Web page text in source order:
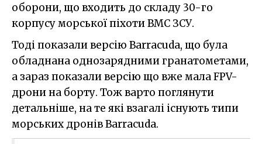
оборони, що входить до складу 30-го
корпусу морської піхоти ВМС ЗСУ.
Тоді показали версію Barracuda, що була
обладнана однозарядними гранатометами,
а зараз показали версію що вже мала FPV-
дрони на борту. Тож варто поглянути
детальніше, на те які взагалі існують типи
морських дронів Barracuda.